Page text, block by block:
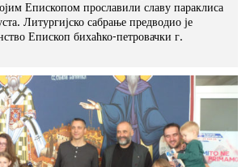
Епископом прославили славу параклиса
Литургијско сабрање предводио је
Епископ бихаћко-петровачки г.